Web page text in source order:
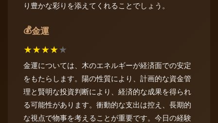
り豊かな彩りを添えてくれることでしょう。
💰金運
★★★★★
金運については、木のエネルギーが経済面での安定
をもたらします。陽の性質により、計画的な資金管
理と賢明な投資判断により、経済的な成果を得られ
る可能性があります。衝動的な支出は控え、長期的
な視点で物事を考えることが重要です。今日の経験